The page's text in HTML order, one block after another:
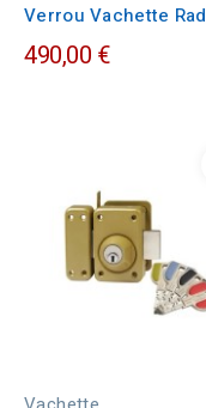
Verrou Vachette
V136 à Bouton
490,00 €